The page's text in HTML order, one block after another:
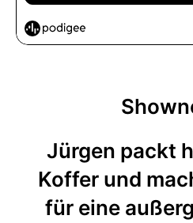
Jürgen packt
Koffer und
für eine